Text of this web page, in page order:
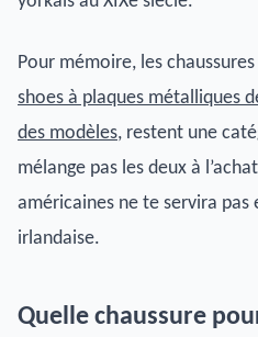
Pour mémoire, les
shoes à plaques métalliques
des modèles, restent une
mélange pas les deux à
américaines ne te servira pas
irlandaise.
Quelle chaussure